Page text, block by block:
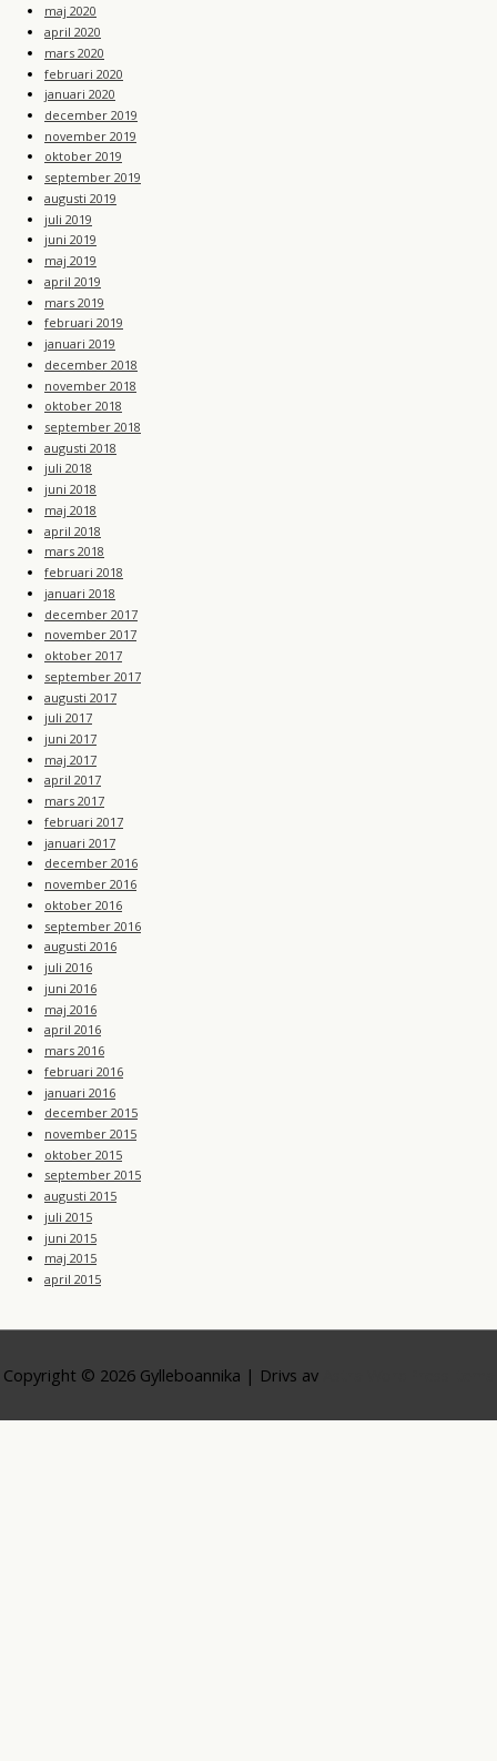
maj 2020
april 2020
mars 2020
februari 2020
januari 2020
december 2019
november 2019
oktober 2019
september 2019
augusti 2019
juli 2019
juni 2019
maj 2019
april 2019
mars 2019
februari 2019
januari 2019
december 2018
november 2018
oktober 2018
september 2018
augusti 2018
juli 2018
juni 2018
maj 2018
april 2018
mars 2018
februari 2018
januari 2018
december 2017
november 2017
oktober 2017
september 2017
augusti 2017
juli 2017
juni 2017
maj 2017
april 2017
mars 2017
februari 2017
januari 2017
december 2016
november 2016
oktober 2016
september 2016
augusti 2016
juli 2016
juni 2016
maj 2016
april 2016
mars 2016
februari 2016
januari 2016
december 2015
november 2015
oktober 2015
september 2015
augusti 2015
juli 2015
juni 2015
maj 2015
april 2015
Copyright © 2026 Gylleboannika | Drivs av